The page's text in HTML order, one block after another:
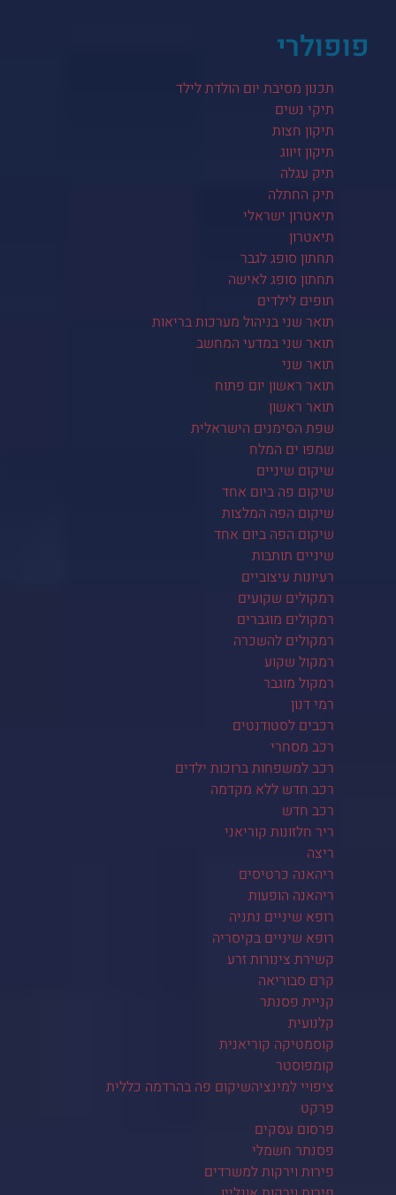
פופולרי
תכנון מסיבת יום הולדת לילד
תיקי נשים
תיקון חצות
תיקון זיווג
תיק עגלה
תיק החתלה
תיאטרון ישראלי
תיאטרון
תחתון סופג לגבר
תחתון סופג לאישה
תופים לילדים
תואר שני בניהול מערכות בריאות
תואר שני במדעי המחשב
תואר שני
תואר ראשון יום פתוח
תואר ראשון
שפת הסימנים הישראלית
שמפו ים המלח
שיקום שיניים
שיקום פה ביום אחד
שיקום הפה המלצות
שיקום הפה ביום אחד
שיניים תותבות
רעיונות עיצוביים
רמקולים שקועים
רמקולים מוגברים
רמקולים להשכרה
רמקול שקוע
רמקול מוגבר
רמי דנון
רכבים לסטודנטים
רכב מסחרי
רכב למשפחות ברוכות ילדים
רכב חדש ללא מקדמה
רכב חדש
ריר חלזונות קוריאני
ריצה
ריהאנה כרטיסים
ריהאנה הופעות
רופא שיניים נתניה
רופא שיניים בקיסריה
קשירת צינורות זרע
קרם סבוריאה
קניית פסנתר
קלנועית
קוסמטיקה קוריאנית
קומפוסטר
ציפויי למינציהשיקום פה בהרדמה כללית
פרקט
פרסום עסקים
פסנתר חשמלי
פירות וירקות למשרדים